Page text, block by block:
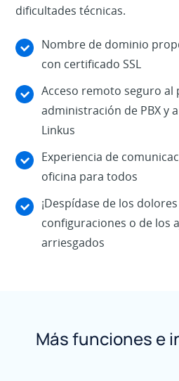
dificultades técnicas.
Nombre de dominio
con certificado SSL
Acceso remoto seguro al
administración de PBX y
Linkus
Experiencia de
oficina para todos
¡Despídase de los
configuraciones o de los
arriesgados
Más funciones e